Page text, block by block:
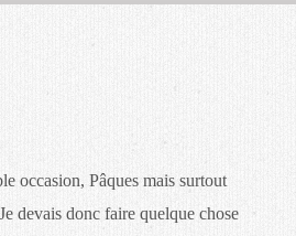
occasion, Pâques mais surtout
devais donc faire quelque chose